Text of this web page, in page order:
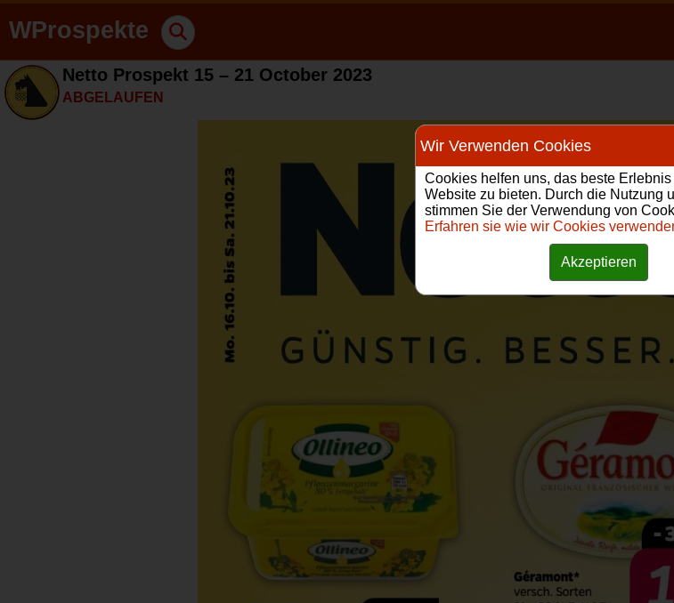
WProspekte
Netto Prospekt 15 – 21 October 2023
ABGELAUFEN
Wir Verwenden Cookies
Cookies helfen uns, das beste
Website zu bieten. Durch die Nutzung
stimmen Sie der Verwendung von
Erfahren sie wie wir Cookies
Akzeptieren